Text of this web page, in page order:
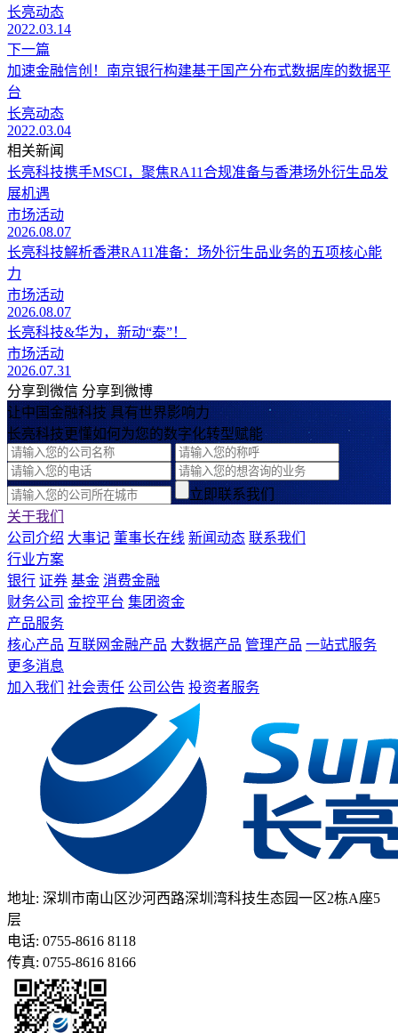
长亮动态
2022.03.14
下一篇
加速金融信创！南京银行构建基于国产分布式数据库的数据平
台
长亮动态
2022.03.04
相关新闻
长亮科技携手MSCI，聚焦RA11合规准备与香港场外衍生品发
展机遇
市场活动
2026.08.07
长亮科技解析香港RA11准备：场外衍生品业务的五项核心能
力
市场活动
2026.08.07
长亮科技&华为，新动“泰”！
市场活动
2026.07.31
分享到微信 分享到微博
让中国金融科技 具有世界影响力
长亮科技更懂如何为您的数字化转型赋能
立即联系我们
关于我们
公司介绍 大事记 董事长在线 新闻动态 联系我们
行业方案
银行 证券 基金 消费金融
财务公司 金控平台 集团资金
产品服务
核心产品 互联网金融产品 大数据产品 管理产品 一站式服务
更多消息
加入我们
社会责任 公司公告 投资者服务
地址: 深圳市南山区沙河西路深圳湾科技生态园一区2栋A座5
层
电话: 0755-8616 8118
传真: 0755-8616 8166